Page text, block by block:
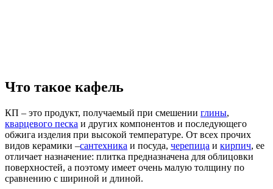
Что такое кафель
КП – это продукт, получаемый при смешении глины,
кварцевого песка и других компонентов и последующего
обжига изделия при высокой температуре. От всех прочих
видов керамики –сантехника и посуда, черепица и кирпич, ее
отличает назначение: плитка предназначена для облицовки
поверхностей, а поэтому имеет очень малую толщину по
сравнению с шириной и длиной.